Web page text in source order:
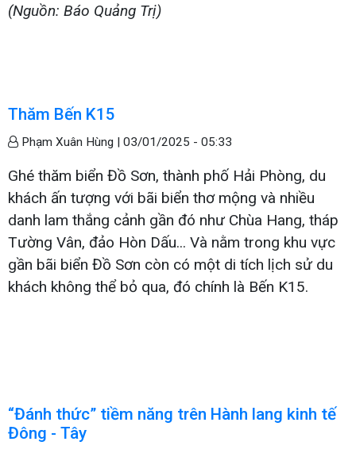
(Nguồn: Báo Quảng Trị)
Thăm Bến K15
Phạm Xuân Hùng | 03/01/2025 - 05:33
Ghé thăm biển Đồ Sơn, thành phố Hải Phòng, du
khách ấn tượng với bãi biển thơ mộng và nhiều
danh lam thắng cảnh gần đó như Chùa Hang, tháp
Tường Vân, đảo Hòn Dấu... Và nằm trong khu vực
gần bãi biển Đồ Sơn còn có một di tích lịch sử du
khách không thể bỏ qua, đó chính là Bến K15.
“Đánh thức” tiềm năng trên Hành lang kinh tế
Đông - Tây